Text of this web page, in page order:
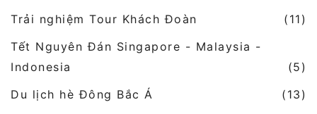
Trải nghiệm Tour Khách Đoàn
(11)
Tết Nguyên Đán Singapore - Malaysia -
Indonesia
(5)
Du lịch hè Đông Bắc Á
(13)